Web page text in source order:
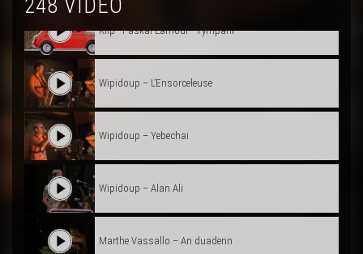
248 VIDEO
Klip - Paskal Lamour - Tympani
Wipidoup – L’Ensorceleuse
Wipidoup – Yebechai
Wipidoup – Alan Ali
Marthe Vassallo – An duadenn